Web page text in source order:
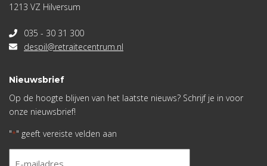
1213 VZ Hilversum
035 - 30 31 300
despil@retraitecentrum.nl
Nieuwsbrief
Op de hoogte blijven van het laatste nieuws? Schrijf je in voor
onze nieuwsbrief!
"*" geeft vereiste velden aan